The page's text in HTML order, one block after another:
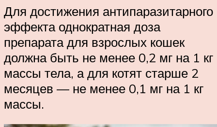
Для достижения антипаразитарного
эффекта однократная доза
препарата для взрослых кошек
должна быть не менее 0,2 мг на 1 кг
массы тела, а для котят старше 2
месяцев — не менее 0,1 мг на 1 кг
массы.